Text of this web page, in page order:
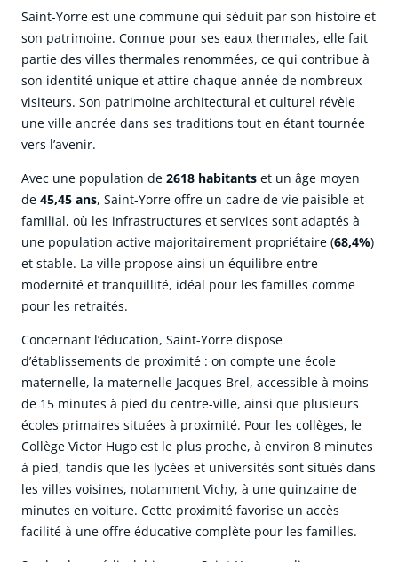
Saint-Yorre est une commune qui séduit par son histoire et
son patrimoine. Connue pour ses eaux thermales, elle fait
partie des villes thermales renommées, ce qui contribue à
son identité unique et attire chaque année de nombreux
visiteurs. Son patrimoine architectural et culturel révèle
une ville ancrée dans ses traditions tout en étant tournée
vers l’avenir.
Avec une population de 2618 habitants et un âge moyen
de 45,45 ans, Saint-Yorre offre un cadre de vie paisible et
familial, où les infrastructures et services sont adaptés à
une population active majoritairement propriétaire (68,4%)
et stable. La ville propose ainsi un équilibre entre
modernité et tranquillité, idéal pour les familles comme
pour les retraités.
Concernant l’éducation, Saint-Yorre dispose
d’établissements de proximité : on compte une école
maternelle, la maternelle Jacques Brel, accessible à moins
de 15 minutes à pied du centre-ville, ainsi que plusieurs
écoles primaires situées à proximité. Pour les collèges, le
Collège Victor Hugo est le plus proche, à environ 8 minutes
à pied, tandis que les lycées et universités sont situés dans
les villes voisines, notamment Vichy, à une quinzaine de
minutes en voiture. Cette proximité favorise un accès
facilité à une offre éducative complète pour les familles.